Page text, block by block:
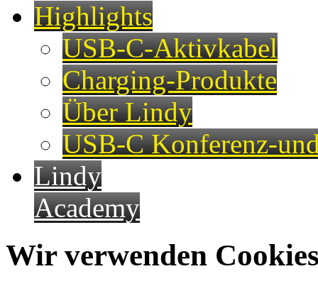
Highlights
USB-C-Aktivkabel
Charging-Produkte
Über Lindy
USB-C Konferenz-
Lindy
Academy
Wir verwenden